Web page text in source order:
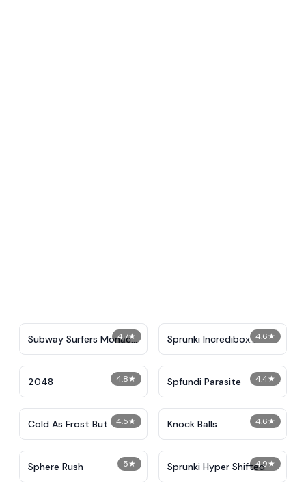
4.7★
Subway Surfers Monaco
2024
4.6★
Sprunki Incredibox
Parasite
4.8★
2048 4.4★
Spfundi Parasite
4.5★
Cold As Frost But
Sprunki Swapped
4.6★
Knock Balls
5★
Sphere Rush 4.9★
Sprunki Hyper Shifted